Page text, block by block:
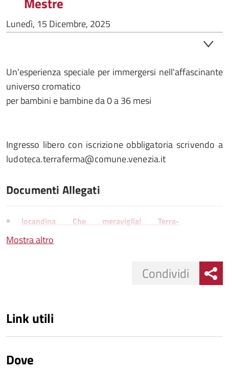
Lunedì, 15 Dicembre, 2025
Un'esperienza speciale per immergersi nell'affascinante
universo cromatico
per bambini e bambine da 0 a 36 mesi
Ingresso libero con iscrizione obbligatoria scrivendo a
ludoteca.terraferma@comune.venezia.it
Documenti Allegati
locandina Che meraviglia! Terra-
ferma_page-0001.jpg
Mostra altro
Condividi
Link utili
Dove